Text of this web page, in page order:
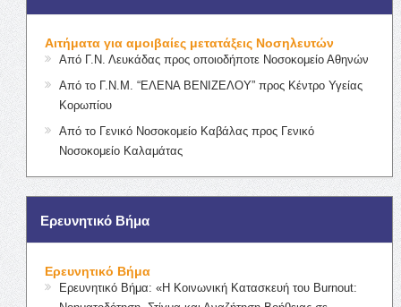
Αιτήματα για αμοιβαίες μετατάξεις Νοσηλευτών
Από Γ.Ν. Λευκάδας προς οποιοδήποτε Νοσοκομείο Αθηνών
Από το Γ.Ν.Μ. “ΕΛΕΝΑ ΒΕΝΙΖΕΛΟΥ” προς Κέντρο Υγείας
Κορωπίου
Από το Γενικό Νοσοκομείο Καβάλας προς Γενικό
Νοσοκομείο Καλαμάτας
Ερευνητικό Βήμα
Ερευνητικό Βήμα
Ερευνητικό Βήμα: «Η Κοινωνική Κατασκευή του Burnout: